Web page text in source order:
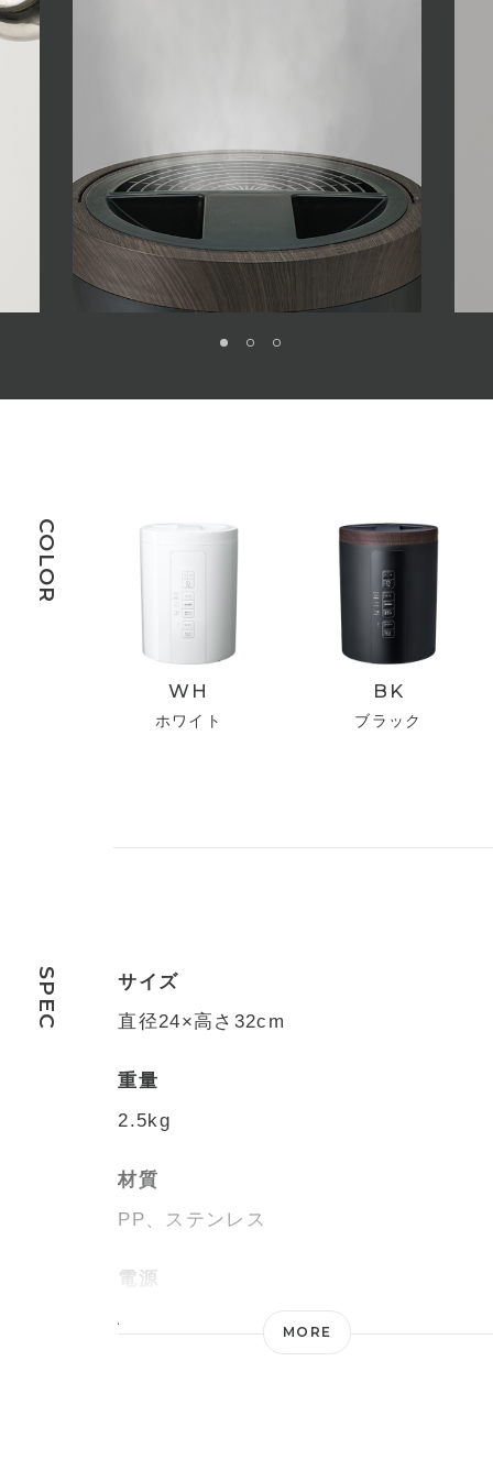
COLOR
WH
ホワイト
BK
ブラック
SPEC
サイズ
直径24×高さ32cm
重量
2.5kg
材質
PP、ステンレス
電源
AC100V 50/60Hz
MORE